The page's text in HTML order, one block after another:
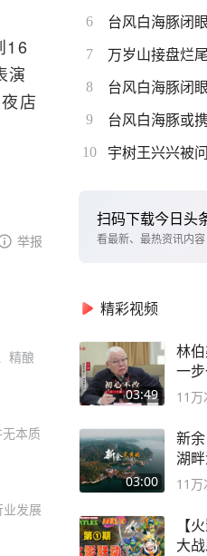
16
演
店
举报
精酿
本质
发展
6
7 万岁山接盘烂
8 台风白海豚闭
9 台风白海豚或
10 宇树王兴兴被
扫码下载今日头
看最新、最热资讯内容
精彩视频
03:49
林
一
论坛
11万
03:00
新
湖
深
11万
【
大